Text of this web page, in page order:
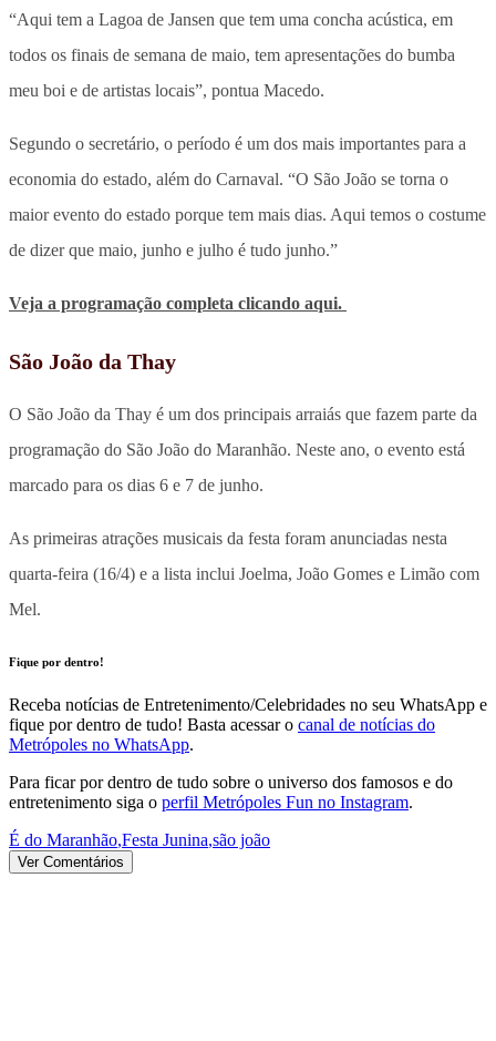
“Aqui tem a Lagoa de Jansen que tem uma concha acústica, em
todos os finais de semana de maio, tem apresentações do bumba
meu boi e de artistas locais”, pontua Macedo.
Segundo o secretário, o período é um dos mais importantes para a
economia do estado, além do Carnaval. “O São João se torna o
maior evento do estado porque tem mais dias. Aqui temos o costume
de dizer que maio, junho e julho é tudo junho.”
Veja a programação completa clicando aqui.
São João da Thay
O São João da Thay é um dos principais arraiás que fazem parte da
programação do São João do Maranhão. Neste ano, o evento está
marcado para os dias 6 e 7 de junho.
As primeiras atrações musicais da festa foram anunciadas nesta
quarta-feira (16/4) e a lista inclui Joelma, João Gomes e Limão com
Mel.
Fique por dentro!
Receba notícias de Entretenimento/Celebridades no seu WhatsApp e
fique por dentro de tudo! Basta acessar o canal de notícias do
Metrópoles no WhatsApp.
Para ficar por dentro de tudo sobre o universo dos famosos e do
entretenimento siga o perfil Metrópoles Fun no Instagram.
É do Maranhão,Festa Junina,são joão
Ver Comentários